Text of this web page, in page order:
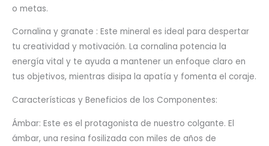
o metas.
Cornalina y granate : Este mineral es ideal para despertar
tu creatividad y motivación. La cornalina potencia la
energía vital y te ayuda a mantener un enfoque claro en
tus objetivos, mientras disipa la apatía y fomenta el coraje.
Características y Beneficios de los Componentes:
Ámbar: Este es el protagonista de nuestro colgante. El
ámbar, una resina fosilizada con miles de años de